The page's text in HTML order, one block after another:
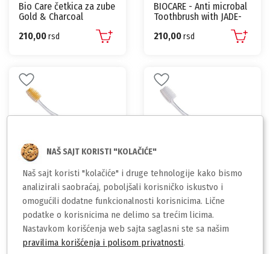
Bio Care četkica za zube
Gold & Charcoal
210,00rsd
BIOCARE - Anti microbal
Toothbrush with JADE-
SILVER Medium Soft
210,00rsd
BIO-CARE
Bio Care antibakterijska
četkica za zube – Gold –
Medium Soft
210,00rsd
BIO-CARE
Bio Care četkica za zube
Silver – Medium Soft – 1
kom – 0.05kg
210,00rsd
NAŠ SAJT KORISTI "KOLAČIĆE"
Naš sajt koristi "kolačiće" i druge tehnologije kako bismo
analizirali saobraćaj, poboljšali korisničko iskustvo i
omogućili dodatne funkcionalnosti korisnicima. Lične
podatke o korisnicima ne delimo sa trećim licima.
Nastavkom korišćenja web sajta saglasni ste sa našim
pravilima korišćenja i polisom privatnosti.